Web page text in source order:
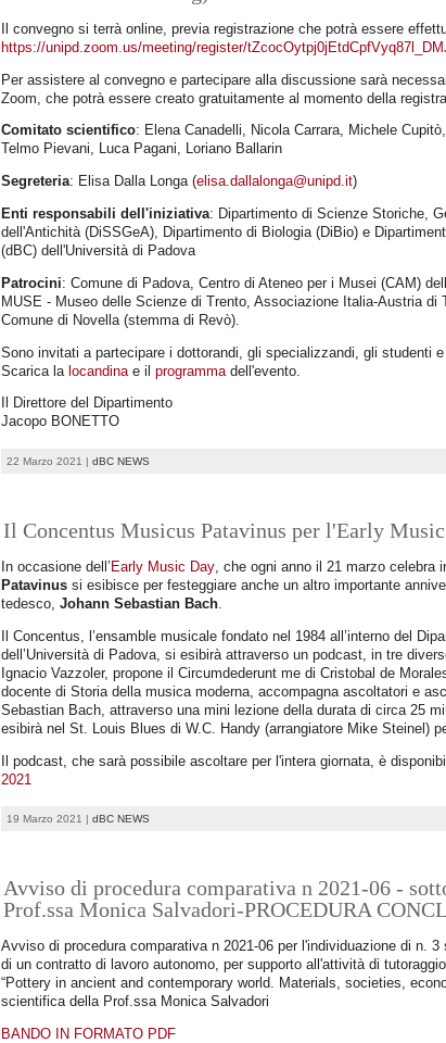
Il convegno si terrà online, previa registrazione che potrà essere
https://unipd.zoom.us/meeting/register/
Per assistere al convegno e partecipare alla discussione sarà
Zoom, che potrà essere creato gratuitamente al momento della
Comitato scientifico: Elena Canadelli, Nicola Carrara, Michele
Telmo Pievani, Luca Pagani, Loriano Ballarin
Segreteria: Elisa Dalla Longa (elisa.dallalonga@unipd.it)
Enti responsabili dell'iniziativa: Dipartimento di Scienze Storiche,
dell'Antichità (DiSSGeA), Dipartimento di Biologia (DiBio) e
(dBC) dell'Università di Padova
Patrocini: Comune di Padova, Centro di Ateneo per i Musei (CAM)
MUSE - Museo delle Scienze di Trento, Associazione Italia-Austria di
Comune di Novella (stemma di Revò).
Sono invitati a partecipare i dottorandi, gli specializzandi, gli studenti
Scarica la locandina e il programma dell'evento.
Il Direttore del Dipartimento
Jacopo BONETTO
22 Marzo 2021 | dBC NEWS
Il Concentus Musicus Patavinus per l'Early
In occasione dell’ Early Music Day , che ogni anno il 21 marzo
Patavinus si esibisce per festeggiare anche un altro importante
tedesco, Johann Sebastian Bach
Il Concentus, l’ensamble musicale fondato nel 1984 all’interno del
dell’Università di Padova, si esibirà attraverso un podcast, in tre
Ignacio Vazzoler, propone il Circumdederunt me di Cristobal de
docente di Storia della musica moderna, accompagna ascoltatori e
Sebastian Bach, attraverso una mini lezione della durata di circa 25
esibirà nel St. Louis Blues di W.C. Handy (arrangiatore Mike Steinel)
Il podcast, che sarà possibile ascoltare per l'intera giornata, è
2021
19 Marzo 2021 | dBC NEWS
Avviso di procedura comparativa n 2021-06 -
Prof.ssa Monica Salvadori-PROCEDURA
Avviso di procedura comparativa n 2021-06 per l'individuazione di n.
di un contratto di lavoro autonomo, per supporto all'attività di
“Pottery in ancient and contemporary world. Materials, societies,
scientifica della Prof.ssa Monica Salvadori
BANDO IN FORMATO PDF